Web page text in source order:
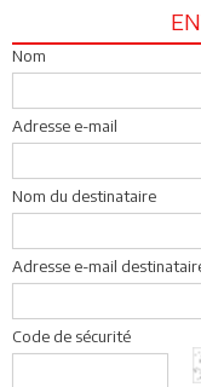
Nom
Adresse e-mail
Nom du destinataire
Adresse e-mail
Code de sécurité